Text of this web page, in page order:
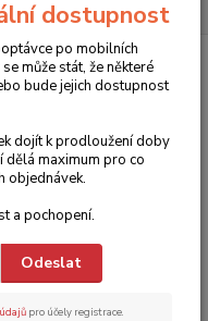
Stínící tkanina na plot
1,8x10m
(90%) -
dostupnost
po mobilních
může stát, že některé
bude jejich dostupnost
dojít k prodloužení doby
dělá maximum pro co
objednávek.
a pochopení.
Odeslat
pro účely registrace.